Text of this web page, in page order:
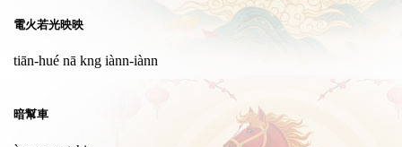
電火若光映映
tiān-hué nā kng iànn-iànn
暗幫車